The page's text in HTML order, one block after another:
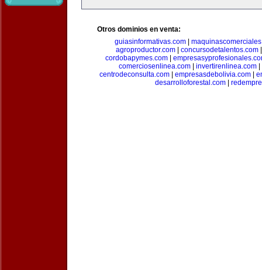
Otros dominios en venta:
guiasinformativas.com
agroproductor.com
concursodetalentos.com
cordobapymes.com|
comerciosenlinea.com
invertirenlinea.com
centrodeconsulta.com
empresasdebolivia.com
desarrolloforestal.com